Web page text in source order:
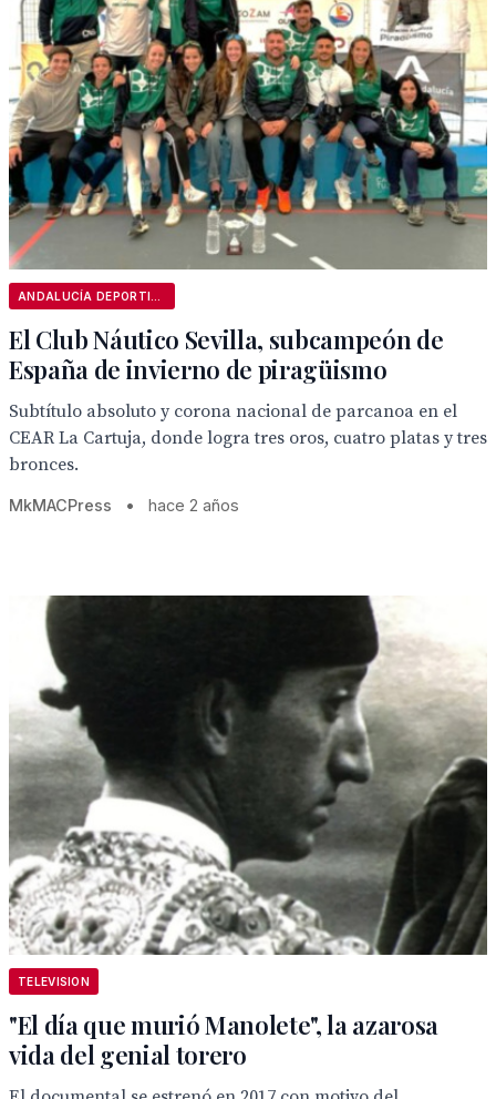
El Club Náutico Sevilla, subcampeón de
España de invierno de piragüismo
Subtítulo absoluto y corona nacional de parcanoa en el
CEAR La Cartuja, donde logra tres oros, cuatro platas y tres
bronces.
MkMACPress • hace 2 años
TELEVISION
"El día que murió Manolete", la azarosa
vida del genial torero